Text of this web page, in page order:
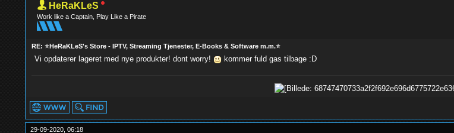
HeRaKLeS
Work like a Captain, Play Like a Pirate
RE: ⭐HeRaKLeS's Store - IPTV, Streaming Tjenester, E-Books & Software m.m.⭐
Vi opdaterer lageret med nye produkter! dont worry! kommer fuld gas tilbage :D
29-09-2020, 06:18